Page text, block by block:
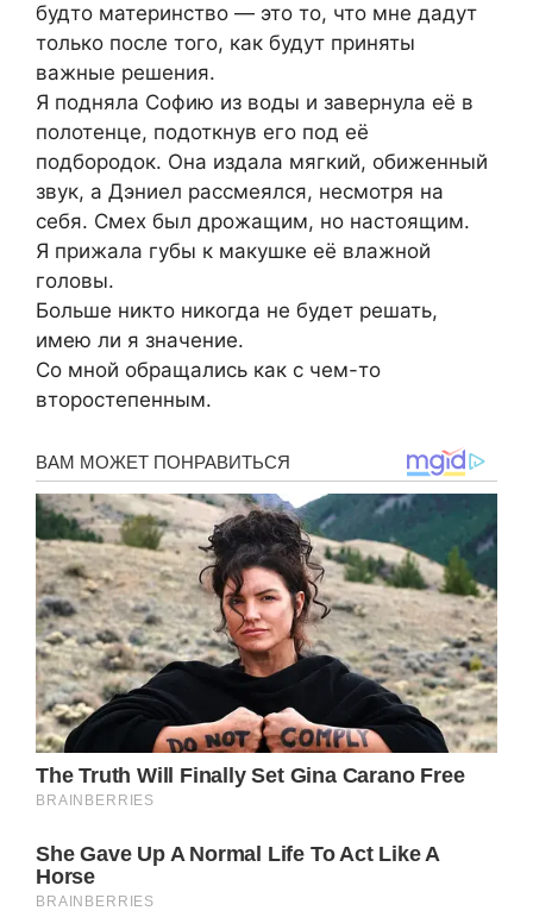
будто материнство — это то, что мне дадут
только после того, как будут приняты
важные решения.
Я подняла Софию из воды и завернула её в
полотенце, подоткнув его под её
подбородок. Она издала мягкий, обиженный
звук, а Дэниел рассмеялся, несмотря на
себя. Смех был дрожащим, но настоящим.
Я прижала губы к макушке её влажной
головы.
Больше никто никогда не будет решать,
имею ли я значение.
Со мной обращались как с чем-то
второстепенным.